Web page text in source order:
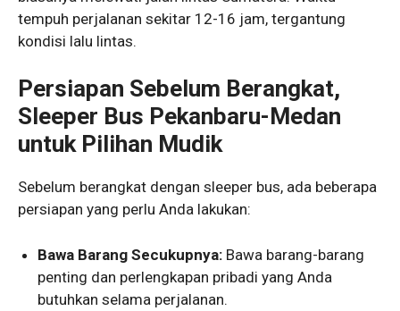
tempuh perjalanan sekitar 12-16 jam, tergantung
kondisi lalu lintas.
Persiapan Sebelum Berangkat,
Sleeper Bus Pekanbaru-Medan
untuk Pilihan Mudik
Sebelum berangkat dengan sleeper bus, ada beberapa
persiapan yang perlu Anda lakukan:
Bawa Barang Secukupnya: Bawa barang-barang
penting dan perlengkapan pribadi yang Anda
butuhkan selama perjalanan.